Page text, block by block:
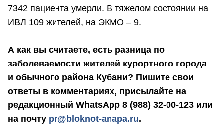
7342 пациента умерли. В тяжелом состоянии на
ИВЛ 109 жителей, на ЭКМО – 9.
А как вы считаете, есть разница по
заболеваемости жителей курортного города
и обычного района Кубани? Пишите свои
ответы в комментариях, присылайте на
редакционный WhatsApp 8 (988) 32-00-123 или
на почту pr@bloknot-anapa.ru.